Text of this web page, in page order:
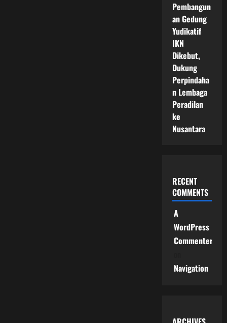
Pembangun
an Gedung
Yudikatif
IKN
Dikebut,
Dukung
Perpindaha
n Lembaga
Peradilan
ke
Nusantara
RECENT
COMMENTS
A
WordPress
Commenter
Navigation